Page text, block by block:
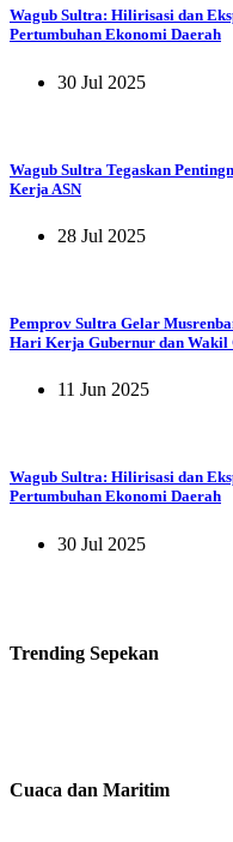
Wagub Sultra: Hilirisasi dan
Pertumbuhan Ekonomi Daerah
30 Jul 2025
Wagub Sultra Tegaskan
Kerja ASN
28 Jul 2025
Pemprov Sultra Gelar
Hari Kerja Gubernur dan Wakil
11 Jun 2025
Wagub Sultra: Hilirisasi dan
Pertumbuhan Ekonomi Daerah
30 Jul 2025
Trending Sepekan
Cuaca dan Maritim